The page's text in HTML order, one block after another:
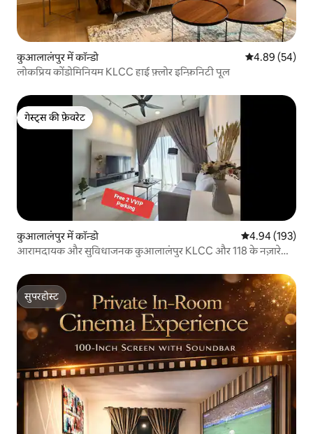
कुआलालंपुर में कॉन्डो औसत रेटिंग 5 में
4.89 (54)
लोकप्रिय कोंडोमिनियम KLCC हाई फ़्लोर इन्फ़िनिटी पूल
गेस्ट्स की फ़ेवरेट
गेस्ट्स की फ़ेवरेट
कुआलालंपुर में कॉन्डो औसत रेटिंग 5 में से
4.94 (193)
आरामदायक और सुविधाजनक कुआलालंपुर KLCC और 118 के नज़ारे
सुपरहोस्ट
सुपरहोस्ट